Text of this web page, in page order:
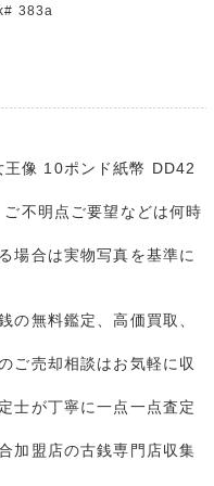
383a
像 10ポンド紙幣 DD42
不明点ご要望などは何時
場合は実物写真を基準に
の無料鑑定、高価買取、
ご売却相談はお気軽に収
士が丁寧に一点一点査定
加盟店の古銭専門店収集